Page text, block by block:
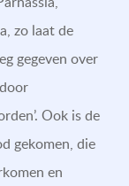
zo laat de
gegeven over
Ook is de
gekomen, die
en